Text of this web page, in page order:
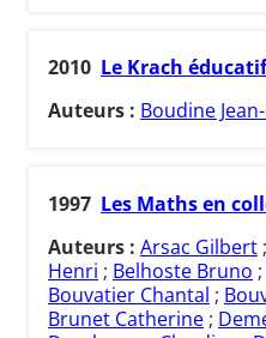
2010 Le Krach
Auteurs : Boudine
1997 Les Maths en
Auteurs : Arsac Gilbert ;
Henri ; Belhoste Bruno ;
Bouvatier Chantal ;
Brunet Catherine ;